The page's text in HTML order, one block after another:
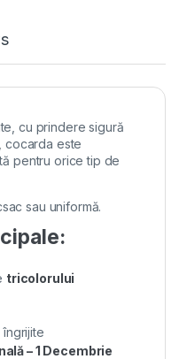
cu prindere sigură
cocarda este
pentru orice tip de
sau uniformă.
tricolorului
– 1 Decembrie